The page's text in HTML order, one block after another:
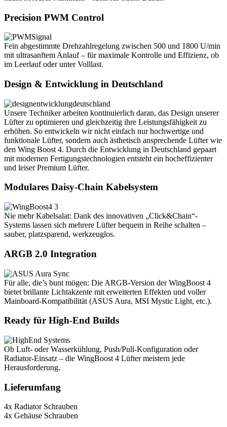
Precision PWM Control
Fein abgestimmte Drehzahlregelung zwischen 500 und 1800 U/min
mit ultrasanftem Anlauf – für maximale Kontrolle und Effizienz, ob
im Leerlauf oder unter Volllast.
Design & Entwicklung in Deutschland
Unsere Techniker arbeiten kontinuierlich daran, das Design unserer
Lüfter zu optimieren und gleichzeitig ihre Leistungsfähigkeit zu
erhöhen. So entwickeln wir nicht einfach nur hochwertige und
funktionale Lüfter, sondern auch ästhetisch ansprechende Lüfter wie
den Wing Boost 4. Durch die Entwicklung in Deutschland gepaart
mit modernen Fertigungstechnologien entsteht ein hocheffizienter
und leiser Premium Lüfter.
Modulares Daisy-Chain Kabelsystem
Nie mehr Kabelsalat: Dank des innovativen „Click&Chain“-
Systems lassen sich mehrere Lüfter bequem in Reihe schalten –
sauber, platzsparend, werkzeuglos.
ARGB 2.0 Integration
Für alle, die’s bunt mögen: Die ARGB-Version der WingBoost 4
bietet brillante Lichtakzente mit erweiterten Effekten und voller
Mainboard-Kompatibilität (ASUS Aura, MSI Mystic Light, etc.).
Ready für High-End Builds
Ob Luft- oder Wasserkühlung, Push/Pull-Konfiguration oder
Radiator-Einsatz – die WingBoost 4 Lüfter meistern jede
Herausforderung.
Lieferumfang
4x Radiator Schrauben
4x Gehäuse Schrauben